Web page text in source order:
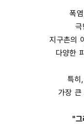
폭
지구촌의
다양한
특히
가장 큰
"그